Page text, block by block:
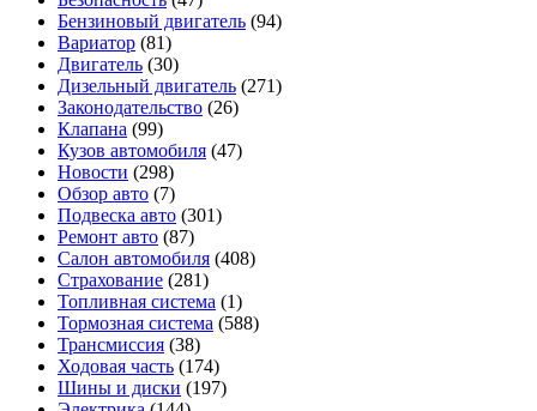
Бензиновый двигатель (94)
Вариатор (81)
Двигатель (30)
Дизельный двигатель (271)
Законодательство (26)
Клапана (99)
Кузов автомобиля (47)
Новости (298)
Обзор авто (7)
Подвеска авто (301)
Ремонт авто (87)
Салон автомобиля (408)
Страхование (281)
Топливная система (1)
Тормозная система (588)
Трансмиссия (38)
Ходовая часть (174)
Шины и диски (197)